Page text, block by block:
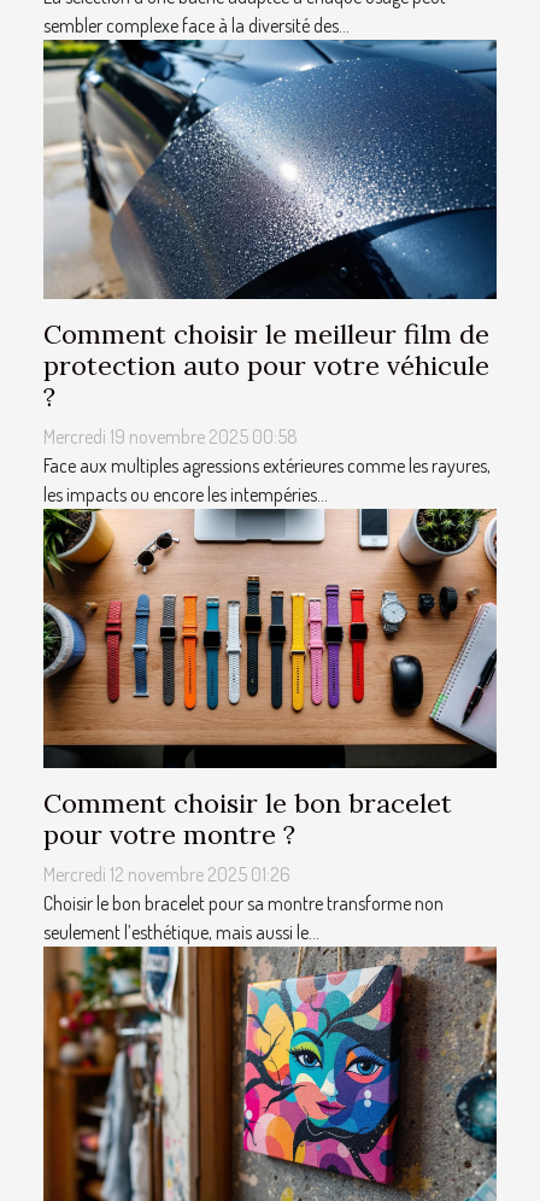
sembler complexe face à la diversité des...
Comment choisir le meilleur film de
protection auto pour votre véhicule
?
Mercredi 19 novembre 2025 00:58
Face aux multiples agressions extérieures comme les rayures,
les impacts ou encore les intempéries...
Comment choisir le bon bracelet
pour votre montre ?
Mercredi 12 novembre 2025 01:26
Choisir le bon bracelet pour sa montre transforme non
seulement l’esthétique, mais aussi le...